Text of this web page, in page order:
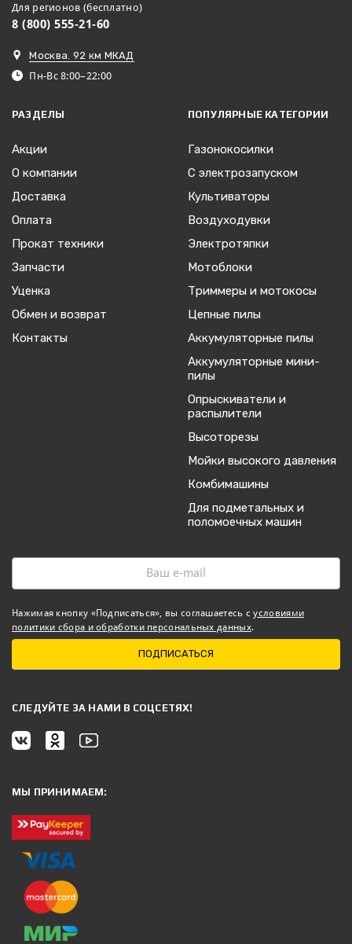
Для регионов (бесплатно)
8 (800) 555-21-60
Москва. 92 км МКАД
Пн-Вс 8:00–22:00
РАЗДЕЛЫ
Акции
О компании
Доставка
Оплата
Прокат техники
Запчасти
Уценка
Обмен и возврат
Контакты
ПОПУЛЯРНЫЕ КАТЕГОРИИ
Газонокосилки
С электрозапуском
Культиваторы
Воздуходувки
Электротяпки
Мотоблоки
Триммеры и мотокосы
Цепные пилы
Аккумуляторные пилы
Аккумуляторные мини-
пилы
Опрыскиватели и
распылители
Высоторезы
Мойки высокого давления
Комбимашины
Для подметальных и
поломоечных машин
Нажимая кнопку «Подписаться», вы соглашаетесь сусловиями
политики сбора и обработки персональных данных.
ПОДПИСАТЬСЯ
CЛЕДУЙТЕ ЗА НАМИ В СОЦСЕТЯХ!
МЫ ПРИНИМАЕМ: